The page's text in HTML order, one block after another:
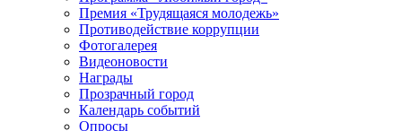
Премия «Трудящаяся молодежь»
Противодействие коррупции
Фотогалерея
Видеоновости
Награды
Прозрачный город
Календарь событий
Опросы